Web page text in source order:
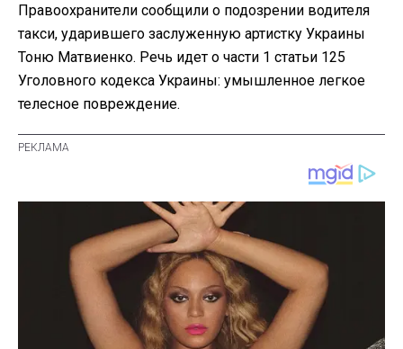
Правоохранители сообщили о подозрении водителя
такси, ударившего заслуженную артистку Украины
Тоню Матвиенко. Речь идет о части 1 статьи 125
Уголовного кодекса Украины: умышленное легкое
телесное повреждение.